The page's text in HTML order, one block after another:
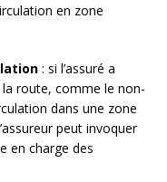
en zone
: si l’assuré a
route, comme le non-
dans une zone
peut invoquer
en charge des